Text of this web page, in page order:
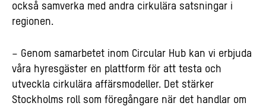
också samverka med andra cirkulära satsningar i
regionen.
– Genom samarbetet inom Circular Hub kan vi erbjuda
våra hyresgäster en plattform för att testa och
utveckla cirkulära affärsmodeller. Det stärker
Stockholms roll som föregångare när det handlar om